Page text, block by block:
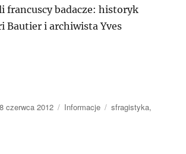
francuscy badacze: historyk
Bautier i archiwista Yves
Data
8 czerwca 2012 Kategorie
Informacje Tagi
sfragistyka,